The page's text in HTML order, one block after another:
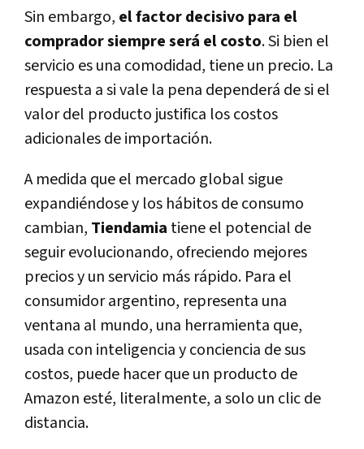
Sin embargo, el factor decisivo para el
comprador siempre será el costo. Si bien el
servicio es una comodidad, tiene un precio. La
respuesta a si vale la pena dependerá de si el
valor del producto justifica los costos
adicionales de importación.
A medida que el mercado global sigue
expandiéndose y los hábitos de consumo
cambian, Tiendamia tiene el potencial de
seguir evolucionando, ofreciendo mejores
precios y un servicio más rápido. Para el
consumidor argentino, representa una
ventana al mundo, una herramienta que,
usada con inteligencia y conciencia de sus
costos, puede hacer que un producto de
Amazon esté, literalmente, a solo un clic de
distancia.